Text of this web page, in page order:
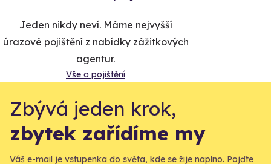
Jeden nikdy neví. Máme nejvyšší
úrazové pojištění z nabídky zážitkových
agentur.
Vše o pojištění
Zbývá jeden krok,
zbytek zařídíme my
Váš e-mail je vstupenka do světa, kde se žije naplno. Pojďte